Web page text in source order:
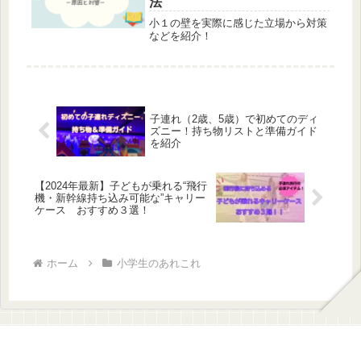
小１の壁を実際に感じた立場から対策
などを紹介！
子連れ（2歳、5歳）で初めてのディ
ズニー！持ち物リストと準備ガイド
を紹介
【2024年最新】子どもが乗れる“飛行
機・新幹線持ち込み可能な”キャリー
ケース おすすめ３選！
ホーム 小学生のあれこれ